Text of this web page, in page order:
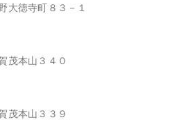
大徳寺町８３－１
茂本山３４０
茂本山３３９